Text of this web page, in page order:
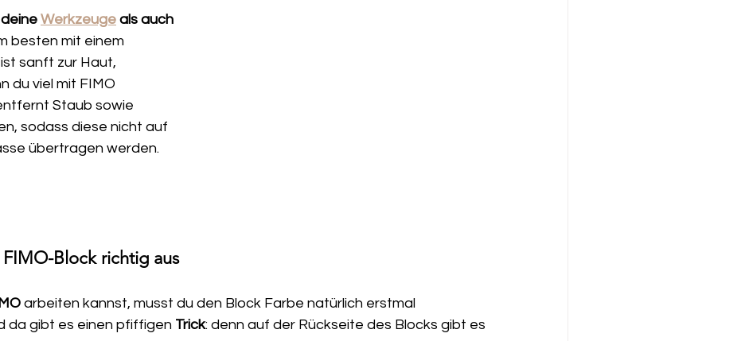
deine Werkzeuge als auch
besten mit einem
sanft zur Haut,
du viel mit FIMO
Staub sowie
sodass diese nicht auf
übertragen werden.
Block richtig aus
arbeiten kannst, musst du den Block Farbe natürlich erstmal
da gibt es einen pfiffigen Trick: denn auf der Rückseite des Blocks gibt es